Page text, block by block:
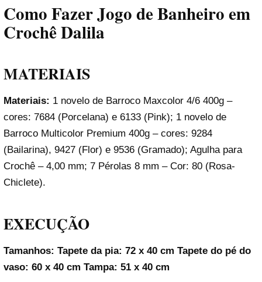
Como Fazer Jogo de Banheiro em
Crochê Dalila
MATERIAIS
Materiais: 1 novelo de Barroco Maxcolor 4/6 400g –
cores: 7684 (Porcelana) e 6133 (Pink); 1 novelo de
Barroco Multicolor Premium 400g – cores: 9284
(Bailarina), 9427 (Flor) e 9536 (Gramado); Agulha para
Crochê – 4,00 mm; 7 Pérolas 8 mm – Cor: 80 (Rosa-
Chiclete).
EXECUÇÃO
Tamanhos: Tapete da pia: 72 x 40 cm Tapete do pé do
vaso: 60 x 40 cm Tampa: 51 x 40 cm